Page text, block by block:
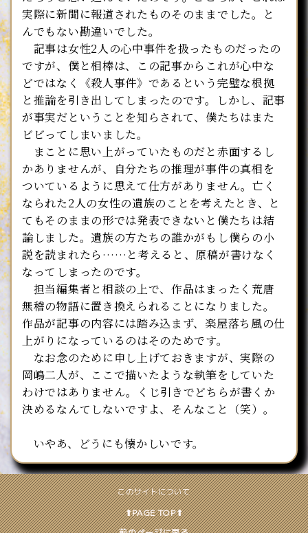
実際に新聞に報道されたものそのままでした。と
んでもない勘違いでした。
記事は女性2人の心中事件を扱ったものだったの
ですが、僕と相棒は、この記事からこれが心中な
どではなく《殺人事件》であるという完璧な根拠
と推論を引き出してしまったのです。しかし、記事
が事実だということを知らされて、僕たちはまた
ビビってしまいました。
まことに思い上がっていたものだと赤面するし
かありませんが、自分たちの推理が事件の真相を
ついているように思えて仕方がありません。亡く
なられた2人の女性の遺族のことを考えたとき、と
てもそのままの形では発表できないと僕たちは結
論しました。遺族の方たちの誰かがもし僕らの小
説を読まれたら……と考えると、原稿が書けなく
なってしまったのです。
担当編集者と相談の上で、作品はまったく荒唐
無稽の物語に置き換えられることになりました。
作品が記事の内容には踏み込まず、楽屋落ち風の仕
上がりになっているのはそのためです。
なお念のために申し上げておきますが、実際の
岡嶋二人が、ここで描いたような執筆をしていた
わけではありません。くじ引きでどちらが書くか
決めるなんてしないですよ、そんなこと（笑）。
いやあ、どうにも懐かしいです。
このサイトについて
⬆︎PAGE TOP⬆︎